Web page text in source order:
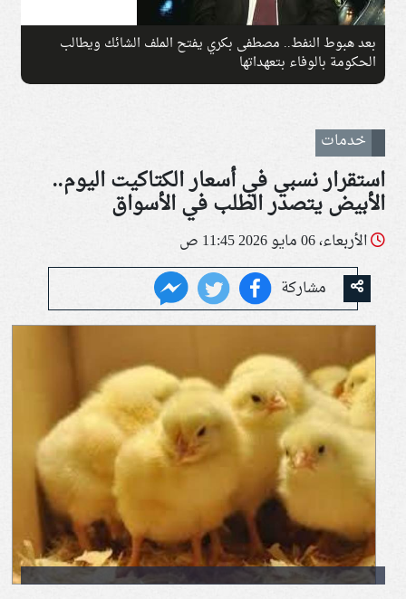
بعد هبوط النفط.. مصطفى بكري يفتح الملف الشائك ويطالب
الحكومة بالوفاء بتعهداتها
خدمات
استقرار نسبي في أسعار الكتاكيت اليوم..
الأبيض يتصدر الطلب في الأسواق
الأربعاء، 06 مايو 2026 11:45 ص
مشاركة